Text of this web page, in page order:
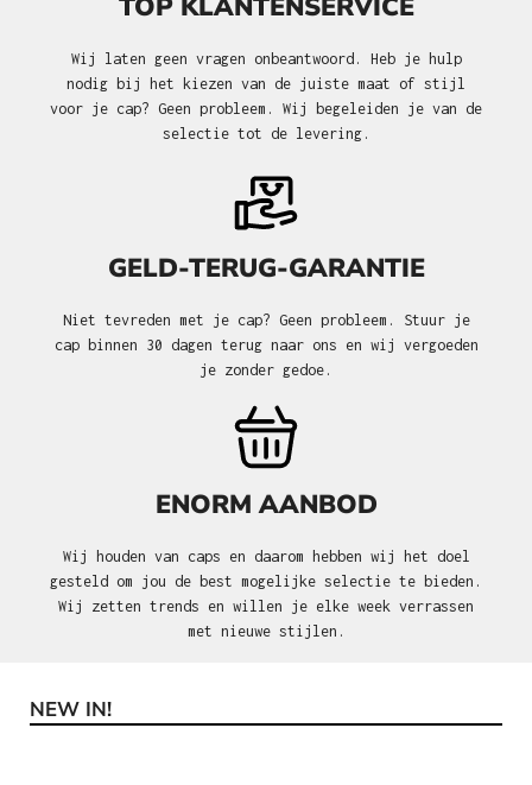
TOP KLANTENSERVICE
Wij laten geen vragen onbeantwoord. Heb je hulp
nodig bij het kiezen van de juiste maat of stijl
voor je cap? Geen probleem. Wij begeleiden je van de
selectie tot de levering.
GELD-TERUG-GARANTIE
Niet tevreden met je cap? Geen probleem. Stuur je
cap binnen 30 dagen terug naar ons en wij vergoeden
je zonder gedoe.
ENORM AANBOD
Wij houden van caps en daarom hebben wij het doel
gesteld om jou de best mogelijke selectie te bieden.
Wij zetten trends en willen je elke week verrassen
met nieuwe stijlen.
Productgalerij overslaan
NEW IN!